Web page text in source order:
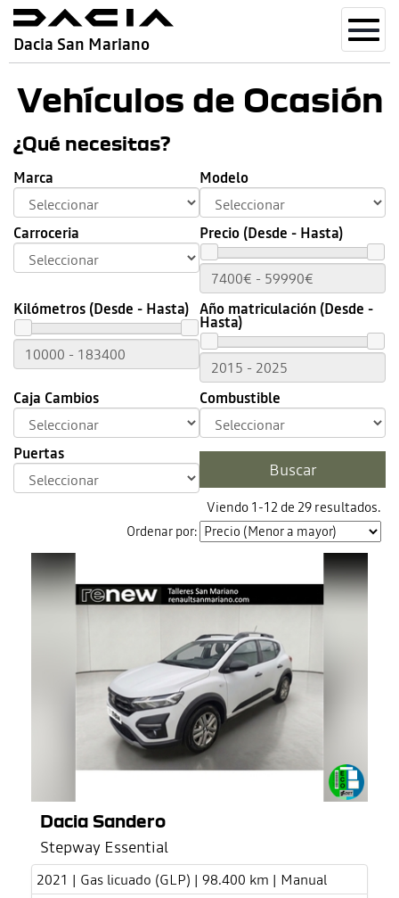
Dacia San Mariano
Vehículos de Ocasión
¿Qué necesitas?
Marca Modelo
Carroceria Precio (Desde - Hasta)
Kilómetros (Desde - Hasta) Año matriculación (Desde -
Hasta)
Caja Cambios Combustible
Puertas
Viendo 1-12 de 29 resultados.
Ordenar por:
Dacia Sandero
Stepway Essential
2021 | Gas licuado (GLP) | 98.400 km | Manual